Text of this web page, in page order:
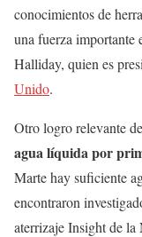
conocimientos de
una fuerza importante
Halliday, quien es
Unido.
Otro logro relevante
agua líquida por
Marte hay suficiente
encontraron
aterrizaje Insight de